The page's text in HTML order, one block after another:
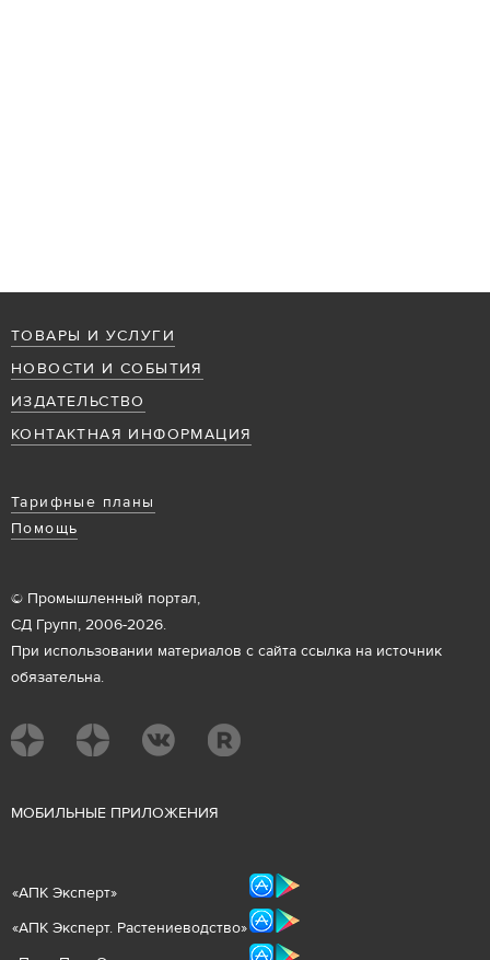
ТОВАРЫ И УСЛУГИ
НОВОСТИ И СОБЫТИЯ
ИЗДАТЕЛЬСТВО
КОНТАКТНАЯ ИНФОРМАЦИЯ
Тарифные планы
Помощь
© Промышленный портал,
СД Групп, 2006-2026.
При использовании материалов с сайта ссылка на источник
обязательна.
МОБИЛЬНЫЕ ПРИЛОЖЕНИЯ
«АПК Эксперт»
«АПК Эксперт. Растениеводство»